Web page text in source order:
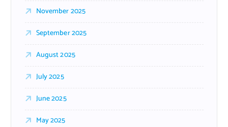
November 2025
September 2025
August 2025
July 2025
June 2025
May 2025